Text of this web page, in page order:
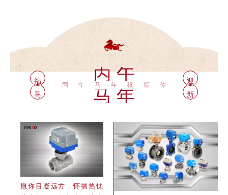
福
马
丙 午
丙午马年祝福你
马 年
迎
新
愿你目凝远方，怀揣热忱